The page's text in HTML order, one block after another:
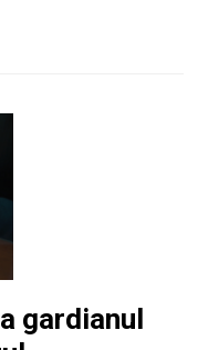
gardianul